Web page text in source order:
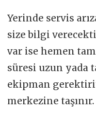
Yerinde servis
size bilgi
var ise hemen
süresi uzun yada
ekipman
merkezine taşınır.